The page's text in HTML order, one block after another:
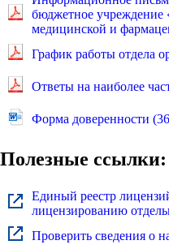
бюджетное учреждение
медицинской и
График работы отдела
Ответы на наиболее
Форма доверенности
Полезные ссылки:
Единый реестр
лицензированию
Проверить сведения о